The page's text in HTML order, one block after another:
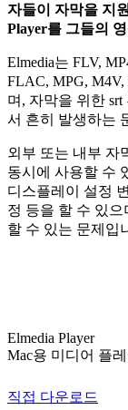
자들이 자막을 지
Player를 그들의
Elmedia는 FLV,
FLAC, MPG,
며, 자막을 위한
서 흔히 발생하는
외부 또는 내부 자
동시에 사용할 수
디스플레이 설정
정 등을 할 수 있
할 수 있는 문제입
Elmedia Player
Mac용 미디어 플
직접 다운로드